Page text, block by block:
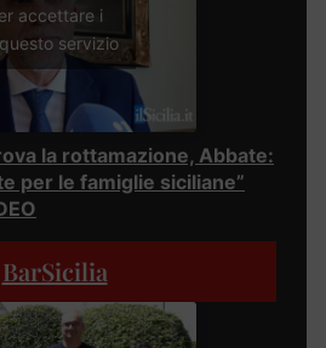
accettare i
servizio
la rottamazione, Abbate:
per le famiglie siciliane”
BarSicilia